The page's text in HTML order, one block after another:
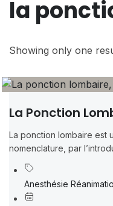
la
Showing only one
La Ponction
La ponction lombaire est
nomenclature, par
Anesthésie